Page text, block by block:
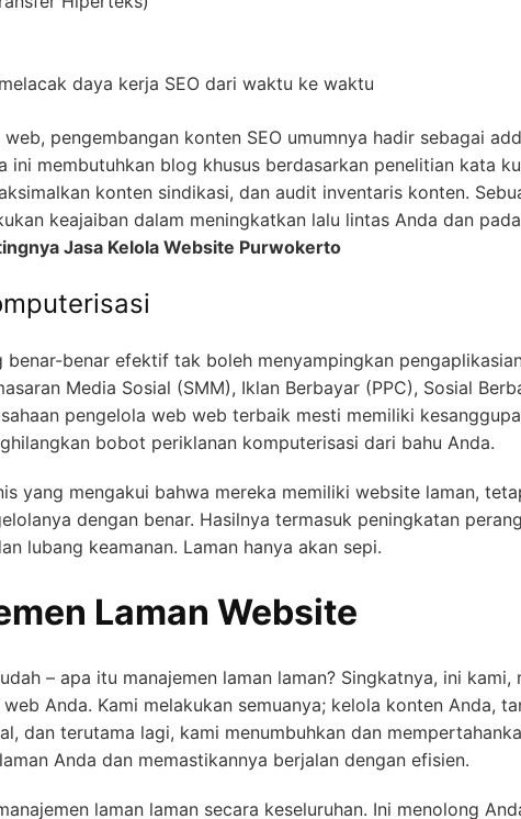
daya kerja SEO dari waktu ke waktu
pengembangan konten SEO umumnya hadir sebagai
ini membutuhkan blog khusus berdasarkan penelitian kata
konten sindikasi, dan audit inventaris konten.
keajaiban dalam meningkatkan lalu lintas Anda dan
Jasa Kelola Website Purwokerto
benar-benar efektif tak boleh menyampingkan
Media Sosial (SMM), Iklan Berbayar (PPC), Sosial
pengelola web web terbaik mesti memiliki
bobot periklanan komputerisasi dari bahu Anda.
yang mengakui bahwa mereka memiliki website laman,
dengan benar. Hasilnya termasuk peningkatan
lubang keamanan. Laman hanya akan sepi.
Laman Website
– apa itu manajemen laman laman? Singkatnya, ini kami,
Anda. Kami melakukan semuanya; kelola konten Anda,
dan terutama lagi, kami menumbuhkan dan
Anda dan memastikannya berjalan dengan efisien.
laman laman secara keseluruhan. Ini menolong